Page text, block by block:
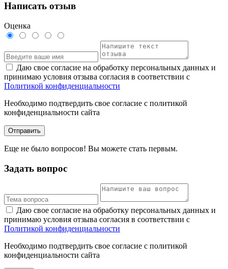
Написать отзыв
Оценка
Даю свое согласие на обработку персональных данных и
принимаю условия отзыва согласия в соответствии с
Политикой конфиденциальности
Необходимо подтвердить свое согласие с политикой
конфиденциальности сайта
Отправить
Еще не было вопросов! Вы можете стать первым.
Задать вопрос
Даю свое согласие на обработку персональных данных и
принимаю условия отзыва согласия в соответствии с
Политикой конфиденциальности
Необходимо подтвердить свое согласие с политикой
конфиденциальности сайта